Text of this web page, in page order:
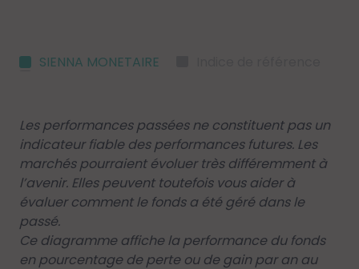
SIENNA MONETAIRE
Les performances passées ne constituent pas un
indicateur fiable des performances futures. Les
marchés pourraient évoluer très différemment à
l’avenir. Elles peuvent toutefois vous aider à
évaluer comment le fonds a été géré dans le
passé.
Ce diagramme affiche la performance du fonds
en pourcentage de perte ou de gain par an au